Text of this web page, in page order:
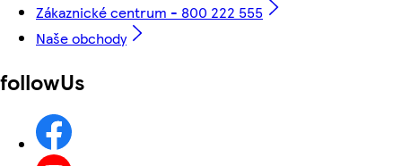
Zákaznické centrum - 800 222 555
Naše obchody
followUs